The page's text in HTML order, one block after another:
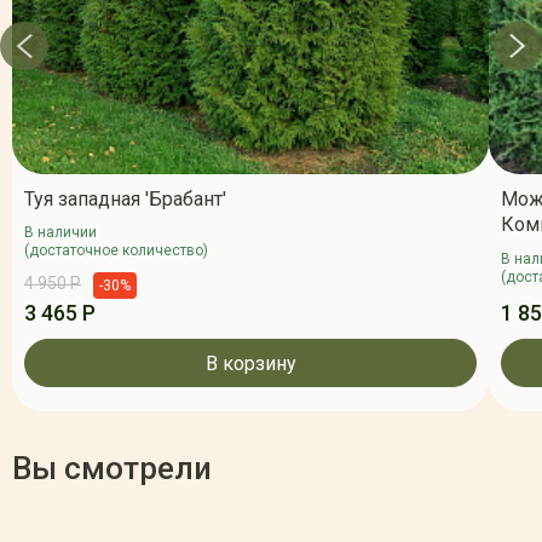
Туя западная 'Брабант'
В наличии
(достаточное количество)
4 950 Р -30%
3 465 Р
В корзину
В
1
Вы смотрели